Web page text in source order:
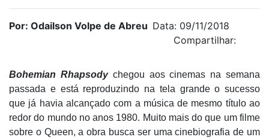
Por: Odailson Volpe de Abreu Data: 09/11/2018
Compartilhar:
Bohemian Rhapsodychegou aos cinemas na semana
passada e está reproduzindo na tela grande o sucesso
que já havia alcançado com a música de mesmo título ao
redor do mundo no anos 1980. Muito mais do que um filme
sobre o Queen, a obra busca ser uma cinebiografia de um